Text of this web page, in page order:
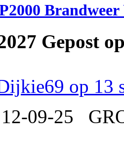
Gepost
op 13
09-25